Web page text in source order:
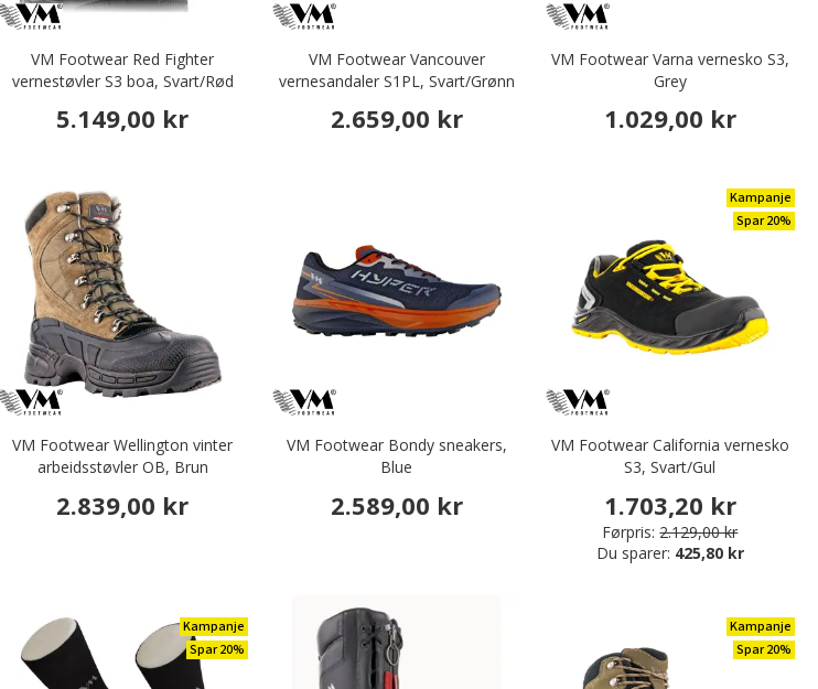
VM Footwear Red Fighter
vernestøvler S3 boa, Svart/Rød
5.149,00 kr
VM Footwear Vancouver
vernesandaler S1PL, Svart/Grønn
2.659,00 kr
VM Footwear Varna vernesko S3,
Grey
1.029,00 kr
VM Footwear Wellington vinter
arbeidsstøvler OB, Brun
2.839,00 kr
VM Footwear Bondy sneakers,
Blue
2.589,00 kr
Kampanje
Spar 20%
VM Footwear California vernesko
S3, Svart/Gul
1.703,20 kr
Førpris: 2.129,00 kr
Du sparer: 425,80 kr
Kampanje
Spar 20%
Kampanje
Spar 20%